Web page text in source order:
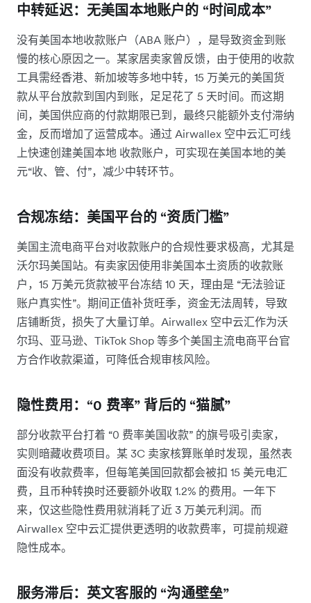
中转延迟：无美国本地账户的 “时间成本”
没有美国本地收款账户（ABA 账户），是导致资金到账
慢的核心原因之一。某家居卖家曾反馈，由于使用的收款
工具需经香港、新加坡等多地中转，15 万美元的美国货
款从平台放款到国内到账，足足花了 5 天时间。而这期
间，美国供应商的付款期限已到，最终只能额外支付滞纳
金，反而增加了运营成本。通过 Airwallex 空中云汇可线
上快速创建美国本地 收款账户，可实现在美国本地的美
元“收、管、付”，减少中转环节。
合规冻结：美国平台的 “资质门槛”
美国主流电商平台对收款账户的合规性要求极高，尤其是
沃尔玛美国站。有卖家因使用非美国本土资质的收款账
户，15 万美元货款被平台冻结 10 天，理由是 “无法验证
账户真实性”。期间正值补货旺季，资金无法周转，导致
店铺断货，损失了大量订单。Airwallex 空中云汇作为沃
尔玛、亚马逊、TikTok Shop 等多个美国主流电商平台官
方合作收款渠道，可降低合规审核风险。
隐性费用：“0 费率” 背后的 “猫腻”
部分收款平台打着 “0 费率美国收款” 的旗号吸引卖家，
实则暗藏收费项目。某 3C 卖家核算账单时发现，虽然表
面没有收款费率，但每笔美国回款都会被扣 15 美元电汇
费，且币种转换时还要额外收取 1.2% 的费用。一年下
来，仅这些隐性费用就消耗了近 3 万美元利润。而
Airwallex 空中云汇提供更透明的收款费率，可提前规避
隐性成本。
服务滞后：英文客服的 “沟通壁垒”